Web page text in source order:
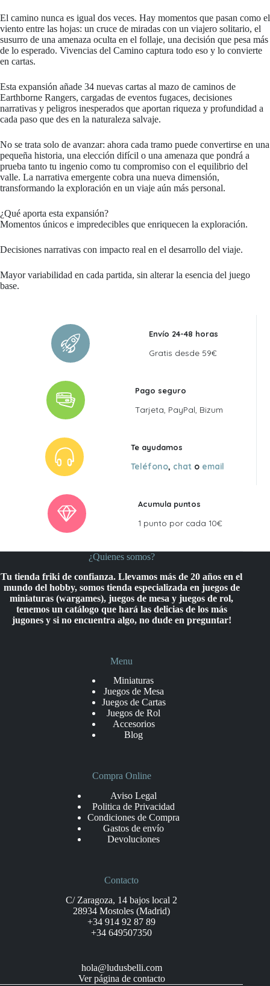
El camino nunca es igual dos veces. Hay momentos que pasan como el
viento entre las hojas: un cruce de miradas con un viajero solitario, el
susurro de una amenaza oculta en el follaje, una decisión que pesa más
de lo esperado. Vivencias del Camino captura todo eso y lo convierte
en cartas.
Esta expansión añade 34 nuevas cartas al mazo de caminos de
Earthborne Rangers, cargadas de eventos fugaces, decisiones
narrativas y peligros inesperados que aportan riqueza y profundidad a
cada paso que des en la naturaleza salvaje.
No se trata solo de avanzar: ahora cada tramo puede convertirse en una
pequeña historia, una elección difícil o una amenaza que pondrá a
prueba tanto tu ingenio como tu compromiso con el equilibrio del
valle. La narrativa emergente cobra una nueva dimensión,
transformando la exploración en un viaje aún más personal.
¿Qué aporta esta expansión?
Momentos únicos e impredecibles que enriquecen la exploración.
Decisiones narrativas con impacto real en el desarrollo del viaje.
Mayor variabilidad en cada partida, sin alterar la esencia del juego
base.
Envío 24-48 horas
Gratis desde 59€
Pago seguro
Tarjeta, PayPal, Bizum
Te ayudamos
Teléfono, chat o email
Acumula puntos
1 punto por cada 10€
¿Quienes somos?
Tu tienda friki de confianza. Llevamos más de 20 años en el
mundo del hobby, somos tienda especializada en juegos de
miniaturas (wargames), juegos de mesa y juegos de rol,
tenemos un catálogo que hará las delicias de los más
jugones y si no encuentra algo, no dude en preguntar!
Menu
Miniaturas
Juegos de Mesa
Juegos de Cartas
Juegos de Rol
Accesorios
Blog
Compra Online
Aviso Legal
Politica de Privacidad
Condiciones de Compra
Gastos de envío
Devoluciones
Contacto
C/ Zaragoza, 14 bajos local 2
28934 Mostoles (Madrid)
+34 914 92 87 89
+34 649507350
hola@ludusbelli.com
Ver página de contacto